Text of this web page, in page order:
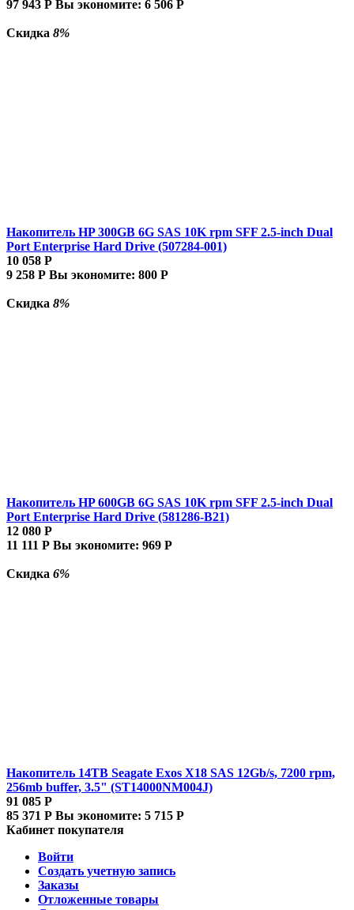
97 943 Р Вы экономите: 6 506 Р
Скидка 8%
Накопитель HP 300GB 6G SAS 10K rpm SFF 2.5-inch Dual
Port Enterprise Hard Drive (507284-001)
10 058 Р
9 258 Р Вы экономите: 800 Р
Скидка 8%
Накопитель HP 600GB 6G SAS 10K rpm SFF 2.5-inch Dual
Port Enterprise Hard Drive (581286-B21)
12 080 Р
11 111 Р Вы экономите: 969 Р
Скидка 6%
Накопитель 14TB Seagate Exos X18 SAS 12Gb/s, 7200 rpm,
256mb buffer, 3.5" (ST14000NM004J)
91 085 Р
85 371 Р Вы экономите: 5 715 Р
Кабинет покупателя
Войти
Создать учетную запись
Заказы
Отложенные товары